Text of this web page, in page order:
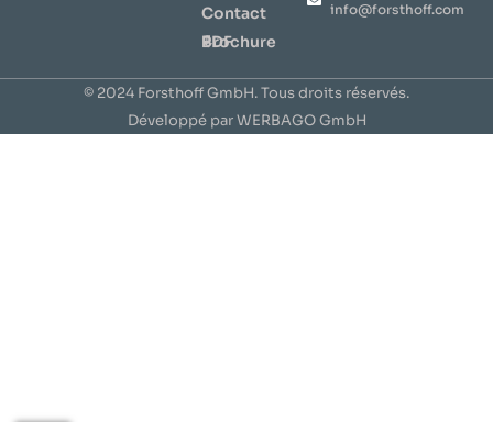
Contact
⇩ Brochure PDF
info@forsthoff.com
© 2024 Forsthoff GmbH. Tous droits réservés.
Développé par WERBAGO GmbH